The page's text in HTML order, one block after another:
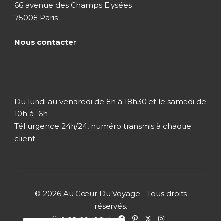
bateau et bien plus encore. Vous pourrez
également explorer les environs en vélo ou en
grâce au Kids Club, avec des activités adaptées
Les offres suivantes sont disponibles en fonction
des périodes et des conditions de séjour.
66 avenue des Champs Elysées
75008 Paris
Nous contacter
Du lundi au vendredi de 8h à 18h30 et le samedi de
10h à 16h
Tél urgence 24h/24, numéro transmis à chaque
client
© 2026 Au Cœur Du Voyage - Tous droits
réservés.
Suivez-nous sur